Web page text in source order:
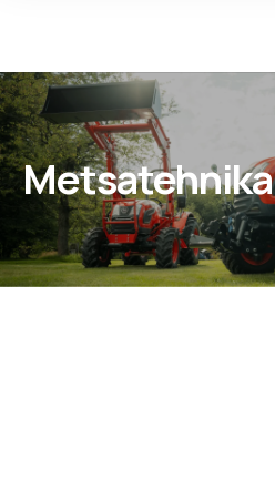
Metsatehnika